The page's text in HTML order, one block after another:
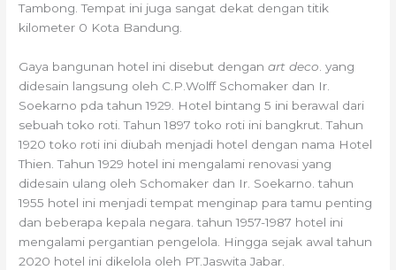
Tambong. Tempat ini juga sangat dekat dengan titik
kilometer 0 Kota Bandung.
Gaya bangunan hotel ini disebut denganart deco . yang
didesain langsung oleh C.P.Wolff Schomaker dan Ir.
Soekarno pda tahun 1929. Hotel bintang 5 ini berawal dari
sebuah toko roti. Tahun 1897 toko roti ini bangkrut. Tahun
1920 toko roti ini diubah menjadi hotel dengan nama Hotel
Thien. Tahun 1929 hotel ini mengalami renovasi yang
didesain ulang oleh Schomaker dan Ir. Soekarno. tahun
1955 hotel ini menjadi tempat menginap para tamu penting
dan beberapa kepala negara. tahun 1957-1987 hotel ini
mengalami pergantian pengelola. Hingga sejak awal tahun
2020 hotel ini dikelola oleh PT.Jaswita Jabar.